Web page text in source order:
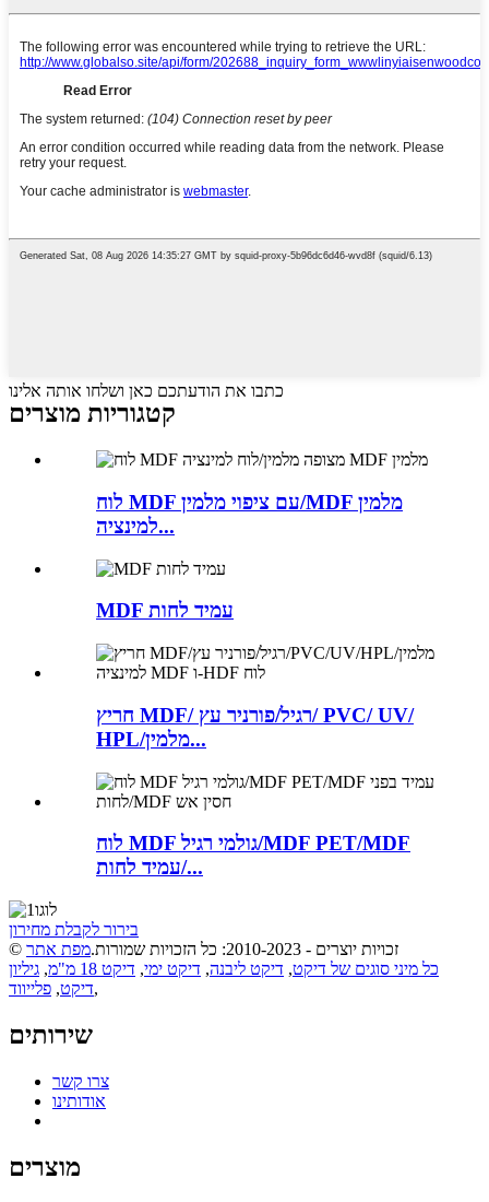
כתבו את הודעתכם כאן ושלחו אותה אלינו
קטגוריות מוצרים
לוח MDF עם ציפוי מלמין/MDF מלמין
למינציה...
MDF עמיד לחות
חריץ MDF/ רגיל/פורניר עץ/ PVC/ UV/
HPL/מלמין...
לוח MDF גולמי רגיל/MDF PET/MDF
עמיד לחות/...
בירור לקבלת מחירון
© זכויות יוצרים - 2010-2023: כל הזכויות שמורות.
מפת אתר
כל מיני סוגים של דיקט, דיקט ליבנה, דיקט ימי, דיקט 18 מ"מ , גיליון
דיקט, פלייווד ,
שירותים
צרו קשר
אודותינו
מוצרים